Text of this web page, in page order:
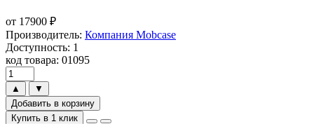
от 17900 ₽
Производитель: Компания Mobcase
Доступность: 1
код товара: 01095
▲
▼
Добавить в корзину
Купить в 1 клик